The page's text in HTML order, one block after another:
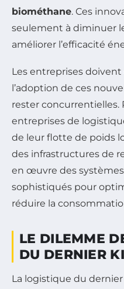
biométhane. Ces
seulement à diminuer
améliorer l’efficacité
Les entreprises
l’adoption de ces
rester concurrentielles.
entreprises de
de leur flotte de poids
des infrastructures de
en œuvre des
sophistiqués pour
réduire la
LE DILEMME
DU DERNIER
La logistique du